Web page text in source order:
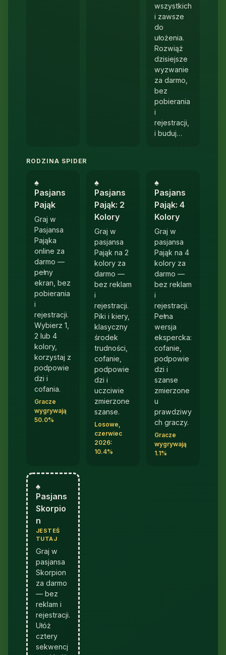
wszystkich
i zawsze
do
ułożenia.
Rozwiąż
dzisiejsze
wyzwanie
za darmo,
bez
pobierania
i
rejestracji,
i buduj…
RODZINA SPIDER
♠︎
Pasjans
Pająk
Graj w
Pasjansa
Pająka
online za
darmo —
pełny
ekran, bez
pobierania
i
rejestracji.
Wybierz 1,
2 lub 4
kolory,
korzystaj z
podpowie
dzi i
cofania.
Gracze
wygrywają
50.0%
♠︎
Pasjans
Pająk: 2
Kolory
Graj w
pasjansa
Pająk na 2
kolory za
darmo —
bez reklam
i
rejestracji.
Piki i kiery,
klasyczny
środek
trudności,
cofanie,
podpowie
dzi i
uczciwie
zmierzone
szanse.
Losowe,
czerwiec
2026:
10.4%
♠︎
Pasjans
Pająk: 4
Kolory
Graj w
pasjansa
Pająk na 4
kolory za
darmo —
bez reklam
i
rejestracji.
Pełna
wersja
ekspercka:
cofanie,
podpowie
dzi i
szanse
zmierzone
u
prawdziwy
ch graczy.
Gracze
wygrywają
1.1%
♠︎
Pasjans
Skorpio
n
JESTEŚ
TUTAJ
Graj w
pasjansa
Skorpion
za darmo
— bez
reklam i
rejestracji.
Ułóż
cztery
sekwencj